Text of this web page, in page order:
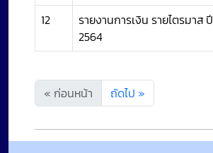
12
รายงานการเงิน รายไตรมาส ปี
2564
« ก่อนหน้า ถัดไป »